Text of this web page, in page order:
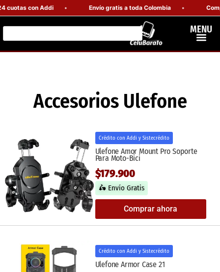
con Addi Envío gratis a toda Colombia
MENU
Accesorios Ulefone
Crédito con Addi y Sistecrédito
Ulefone Amor Mount Pro Soporte
Para Moto-Bici
$179.900
🛵 Envío Gratis
Comprar ahora
Crédito con Addi y Sistecrédito
Ulefone Armor Case 21